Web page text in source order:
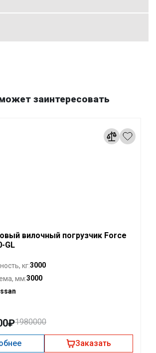
заинтересовать
вилочный погрузчик Force
GL
кг:3000
мм:3000
1980000
Заказать